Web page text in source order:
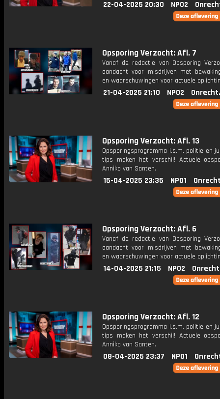
22-04-2025 20:30 NPO2
Opsporing Verzocht: Afl. 7
Vanaf de redactie van Opsporing
aandacht voor misdrijven met
en waarschuwingen voor actuele
21-04-2025 21:10 NPO2
Opsporing Verzocht: Afl. 13
Opsporingsprogramma i.s.m. politie en
tips maken het verschil! Actuele
Anniko van Santen.
15-04-2025 23:35 NPO1
Opsporing Verzocht: Afl. 6
Vanaf de redactie van Opsporing
aandacht voor misdrijven met
en waarschuwingen voor actuele
14-04-2025 21:15 NPO2
Opsporing Verzocht: Afl. 12
Opsporingsprogramma i.s.m. politie en
tips maken het verschil! Actuele
Anniko van Santen.
08-04-2025 23:37 NPO1